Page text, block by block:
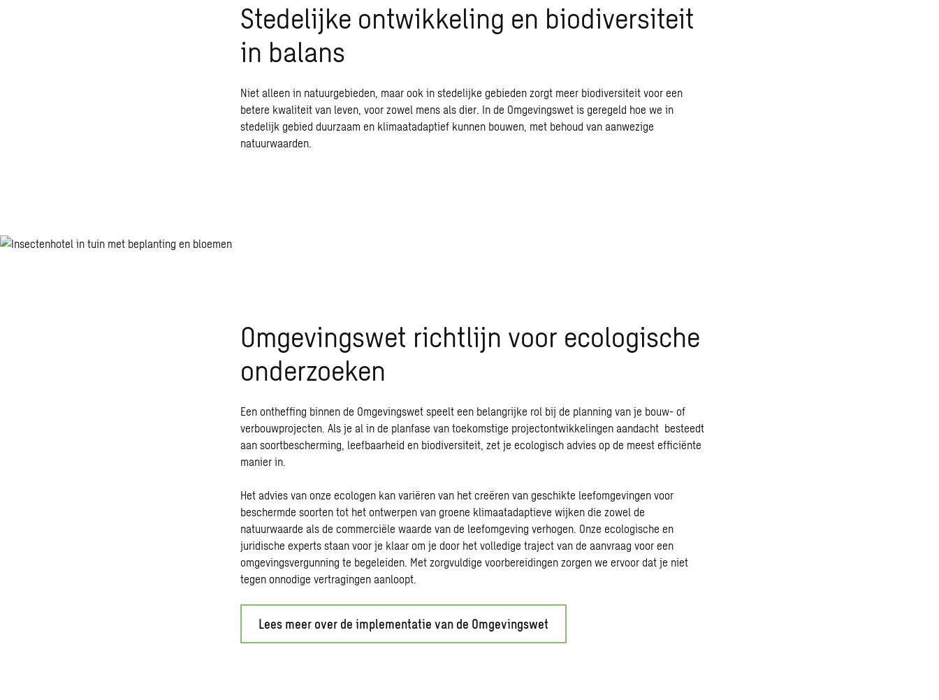
Stedelijke ontwikkeling en biodiversiteit
in balans
Niet alleen in natuurgebieden, maar ook in stedelijke gebieden zorgt meer biodiversiteit voor een
betere kwaliteit van leven, voor zowel mens als dier. In de Omgevingswet is geregeld hoe we in
stedelijk gebied duurzaam en klimaatadaptief kunnen bouwen, met behoud van aanwezige
natuurwaarden.
Omgevingswet richtlijn voor ecologische
onderzoeken
Een ontheffing binnen de Omgevingswet speelt een belangrijke rol bij de planning van je bouw- of
verbouwprojecten. Als je al in de planfase van toekomstige projectontwikkelingen aandacht besteedt
aan soortbescherming, leefbaarheid en biodiversiteit, zet je ecologisch advies op de meest efficiënte
manier in.
Het advies van onze ecologen kan variëren van het creëren van geschikte leefomgevingen voor
beschermde soorten tot het ontwerpen van groene klimaatadaptieve wijken die zowel de
natuurwaarde als de commerciële waarde van de leefomgeving verhogen. Onze ecologische en
juridische experts staan voor je klaar om je door het volledige traject van de aanvraag voor een
omgevingsvergunning te begeleiden. Met zorgvuldige voorbereidingen zorgen we ervoor dat je niet
tegen onnodige vertragingen aanloopt.
Lees meer over de implementatie van de Omgevingswet